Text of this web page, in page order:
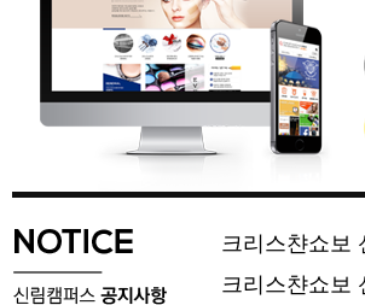
크리스챤쇼보
크리스챤쇼보